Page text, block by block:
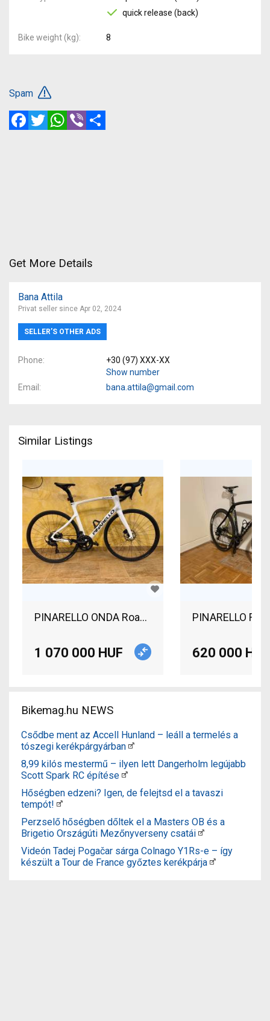
quick release (back)
Bike weight (kg) 8
Spam
FacebookTwitterWhatsApp
Viber
Get More Details
Bana Attila
Privat seller since Apr 02, 2024
SELLER’S OTHER ADS
Phone
+30 (97) XXX-XX
Show number
Email
bana.attila@gmail.com
Similar Listings
PINARELLO ONDA Road bike disc brake used For
1 070 000 HUF
PINARELLO
620 000 HUF
Bikemag.hu NEWS
Csődbe ment az Accell Hunland – leáll a termelés a
tószegi kerékpárgyárban
8,99 kilós mestermű – ilyen lett Dangerholm legújabb
Scott Spark RC építése
Hőségben edzeni? Igen, de felejtsd el a tavaszi
tempót!
Perzselő hőségben dőltek el a Masters OB és a
Brigetio Országúti Mezőnyverseny csatái
Videón Tadej Pogačar sárga Colnago Y1Rs-e – így
készült a Tour de France győztes kerékpárja